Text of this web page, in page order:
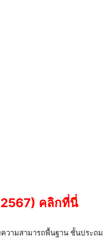
คลิกที่นี่
วามสามารถพื้นฐาน ชั้นประถม